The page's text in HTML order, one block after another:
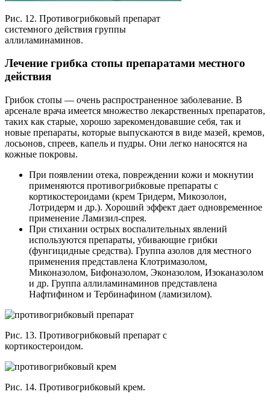
Рис. 12. Противогрибковый препарат
системного действия группы
аллиламинаминов.
Лечение грибка стопы препаратами местного
действия
Грибок стопы — очень распространенное заболевание. В
арсенале врача имеется множество лекарственных препаратов,
таких как старые, хорошо зарекомендовавшие себя, так и
новые препараты, которые выпускаются в виде мазей, кремов,
лосьонов, спреев, капель и пудры. Они легко наносятся на
кожные покровы.
При появлении отека, повреждении кожи и мокнутии
применяются противогрибковые препараты с
кортикостероидами (крем Тридерм, Микозолон,
Лотридерм и др.). Хороший эффект дает одновременное
применение Ламизил-спрея.
При стихании острых воспалительных явлений
используются препараты, убивающие грибки
(фунгицидные средства). Группа азолов для местного
применения представлена Клотримазолом,
Миконазолом, Бифоназолом, Эконазолом, Изоканазолом
и др. Группа аллиламинаминов представлена
Нафтифином и Тербинафином (ламизилом).
Рис. 13. Противогрибковый препарат с
кортикостероидом.
Рис. 14. Противогрибковый крем.